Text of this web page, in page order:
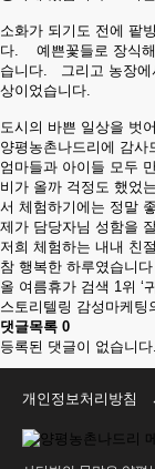
소화가 되기도 전에 팥
다. 예쁜꽃들로 장식해
습니다. 그리고 농장에
상이었습니다.
도시의 바쁜 일상을 벗
양평농촌나드리에 감사
엄마들과 아이들 모두
비가 올까 걱정도 했었
서 체험하기에는 정말
제가 담당자님 성함을
저희 체험하는 내내 친
참 행복한 하루였습니다
올 여름휴가 검색 1위 ‘
스토리텔링 감성마케팅
댓글목록 0
등록된 댓글이 없습니다.
개인정보처리방침